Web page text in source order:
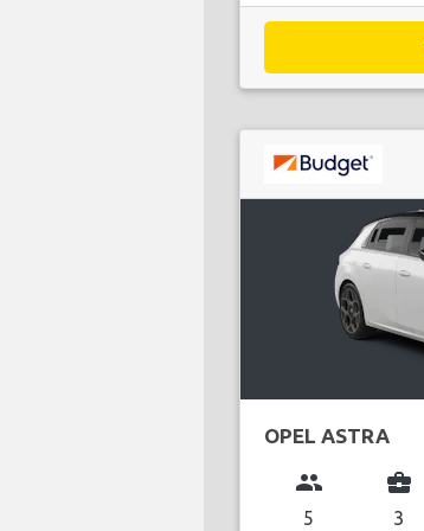
OPEL ASTRA
group
5
business_center
3